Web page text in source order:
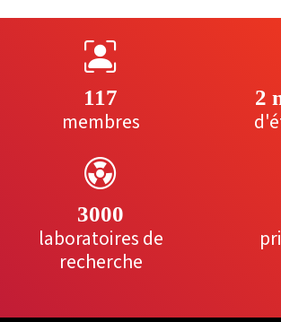
117
membres
2
3000
laboratoires de
recherche